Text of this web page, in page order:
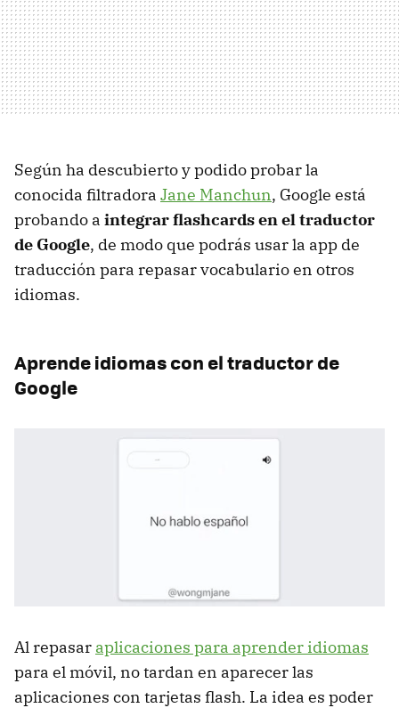
Según ha descubierto y podido probar la
conocida filtradora Jane Manchun, Google está
probando a integrar flashcards en el traductor
de Google, de modo que podrás usar la app de
traducción para repasar vocabulario en otros
idiomas.
Aprende idiomas con el traductor de
Google
Al repasar aplicaciones para aprender idiomas
para el móvil, no tardan en aparecer las
aplicaciones con tarjetas flash. La idea es poder